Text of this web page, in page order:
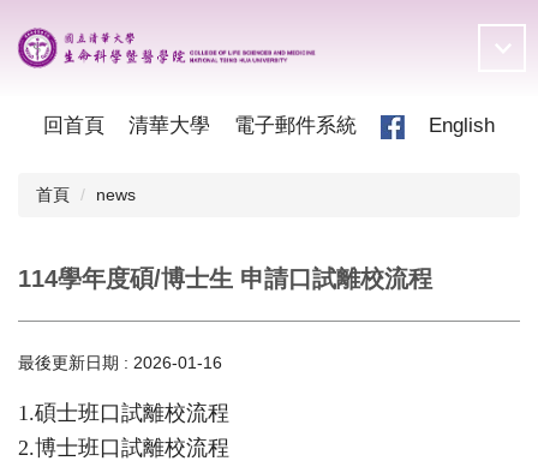
到
主
回首頁 清華大學 電子郵件系統 English
首頁 news
114學年度碩/博士生 申請口試離校流程
最後更新日期 : 2026-01-16
1.碩士班口試離校流程
2.博士班口試離校流程